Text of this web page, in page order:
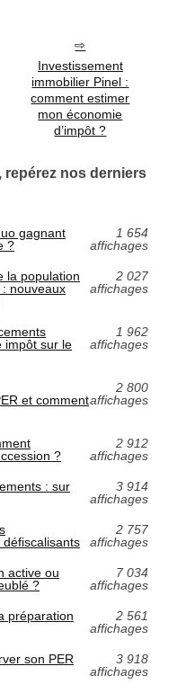
Investissement
immobilier Pinel :
comment estimer
mon économie
d’impôt ?
repérez nos derniers
gagnant
?
1 654
affichages
la population
nouveaux
2 027
affichages
impôt sur le
1 962
affichages
et comment
2 800
affichages
?
2 912
affichages
: sur
3 914
affichages
2 757
affichages
active ou
?
7 034
affichages
préparation
2 561
affichages
son PER
3 918
affichages